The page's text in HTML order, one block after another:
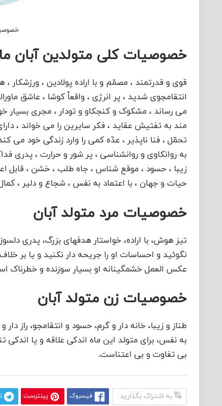
خصوصیات کلی متولدین آبان
قوی و قدرتمند ، مصمّم و با اراده پولادین ،
انتقامجوی شدید ، پر انرژی ، واقعاْ کوشا ، عاشق
می رساند ، مشکوک و کنجکاو و تودار ، مجری بسیار
مند به تفتیش عقاید ، فکر سایرین را می خواند ،
تحمّل ، فنا ناپذیر ، عدّه کمی را وارد زندگی خود می
به روانکاوی و روانشناسی ، پر شور و حرارت ، پدری
زیبا ، حسود ، موقع شناس ، جاه طلب ، خشن ، قابل
حیات و جهان ، با اعتماد به نفس ، شجاع و دلیر ،
خصوصیات مرد متولد آبان
تیز هوش، با اراده، خواستار هدفهای بزرگ، پدری
نگوئید و احساسات او را جریحه دار نکنید و یا بر
عکس العمل خشمگینانه او بسیار سوزنده و خطرناک
خصوصیات زن متولد آبان
طناز و زیبا، خانه دار و گرم، حسود و انتقامجو، راز
به نفس، برای متولد این ماه اندکی علاقه و یا
بی تفاوت و بی اعتناست.
به اشتراک بگذارید: فیسبوک پینترست